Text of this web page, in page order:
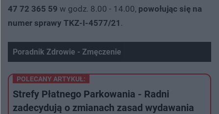
47 72 365 59 w godz. 8.00 - 14.00, powołując się na
numer sprawy TKZ-I-4577/21 .
Poradnik Zdrowie - Zmęczenie
Spróbuj ponownie
POLECANY ARTYKUŁ:
Strefy Płatnego Parkowania - Radni
zadecydują o zmianach zasad wydawania